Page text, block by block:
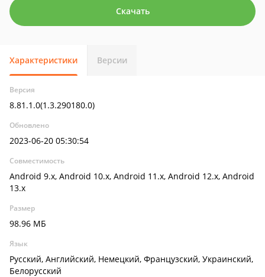
Скачать
Характеристики Версии
Версия
8.81.1.0(1.3.290180.0)
Обновлено
2023-06-20 05:30:54
Совместимость
Android 9.x, Android 10.x, Android 11.x, Android 12.x, Android
13.x
Размер
98.96 МБ
Язык
Русский, Английский, Немецкий, Французский, Украинский,
Белорусский